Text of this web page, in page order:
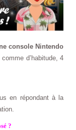
console Nintendo
comme d’habitude, 4
en répondant à la
?